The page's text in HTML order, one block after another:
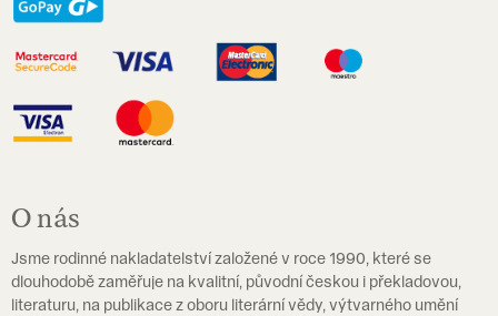
O nás
Jsme rodinné nakladatelství založené v roce 1990, které se
dlouhodobě zaměřuje na kvalitní, původní českou i překladovou,
literaturu, na publikace z oboru literární vědy, výtvarného umění